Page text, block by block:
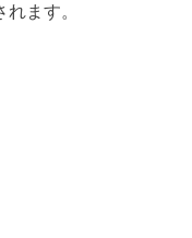
ます。